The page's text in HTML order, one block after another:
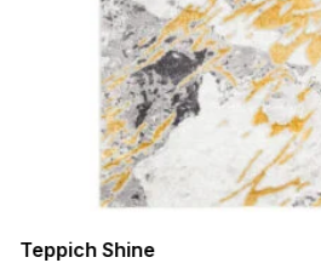
Teppich Shine